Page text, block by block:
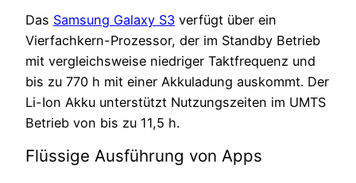
Das Samsung Galaxy S3 verfügt über ein
Vierfachkern-Prozessor, der im Standby Betrieb
mit vergleichsweise niedriger Taktfrequenz und
bis zu 770 h mit einer Akkuladung auskommt. Der
Li-Ion Akku unterstützt Nutzungszeiten im UMTS
Betrieb von bis zu 11,5 h.
Flüssige Ausführung von Apps